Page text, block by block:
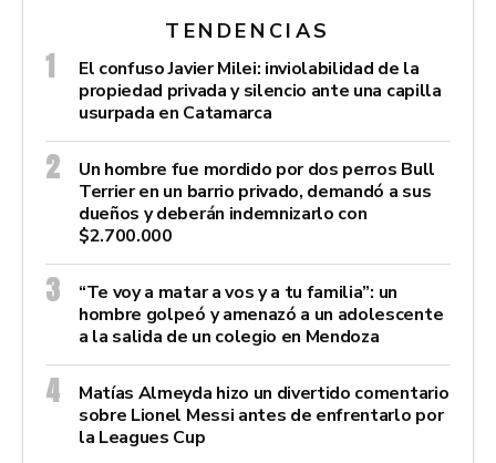
TENDENCIAS
El confuso Javier Milei: inviolabilidad de la
propiedad privada y silencio ante una capilla
usurpada en Catamarca
Un hombre fue mordido por dos perros Bull
Terrier en un barrio privado, demandó a sus
dueños y deberán indemnizarlo con
$2.700.000
“Te voy a matar a vos y a tu familia”: un
hombre golpeó y amenazó a un adolescente
a la salida de un colegio en Mendoza
Matías Almeyda hizo un divertido comentario
sobre Lionel Messi antes de enfrentarlo por
la Leagues Cup